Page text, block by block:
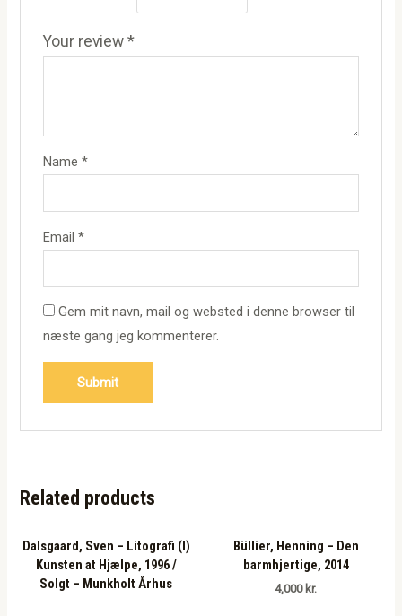
Your review *
Name *
Email *
Gem mit navn, mail og websted i denne browser til
næste gang jeg kommenterer.
Related products
Dalsgaard, Sven – Litografi (I)
Kunsten at Hjælpe, 1996 /
Solgt – Munkholt Århus
Büllier, Henning – Den
barmhjertige, 2014
4,000 kr.